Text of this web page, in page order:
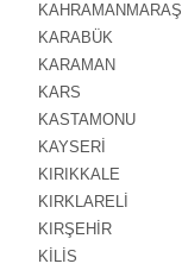
KAHRAMANMARAŞ
KARABÜK
KARAMAN
KARS
KASTAMONU
KAYSERİ
KIRIKKALE
KIRKLARELİ
KIRŞEHİR
KİLİS